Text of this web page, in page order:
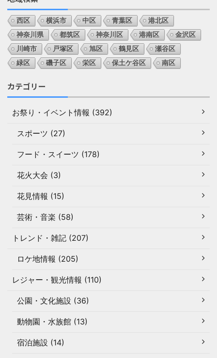
西区 横浜市 中区 青葉区
港北区
神奈川県
都筑区 神奈川区 港南区
金沢区
川崎市
戸塚区 旭区 鶴見区
瀬谷区
緑区
磯子区 栄区 保土ケ谷区 南区
カテゴリー
お祭り・イベント情報 (392)
スポーツ (27)
フード・スイーツ (178)
花火大会 (3)
花見情報 (15)
芸術・音楽 (58)
トレンド・雑記 (207)
ロケ地情報 (205)
レジャー・観光情報 (110)
公園・文化施設 (36)
動物園・水族館 (13)
宿泊施設 (14)